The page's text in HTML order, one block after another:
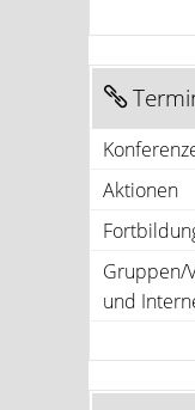
Aktionen
Gruppen/
und